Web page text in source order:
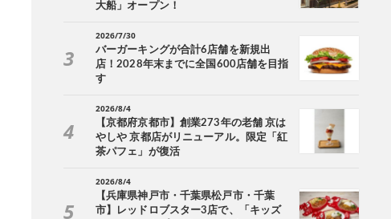
大船」オープン！
2026/7/30
バーガーキングが合計6店舗を新規出
店！2028年末までに全国600店舗を目指
す
2026/8/4
【京都府京都市】創業273年の老舗 京は
やしや 京都店がリニューアル。限定「紅
茶パフェ」が復活
2026/8/4
【兵庫県神戸市・千葉県松戸市・千葉
市】レッドロブスター3店で、「キッズ